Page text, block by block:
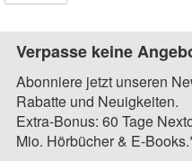
Verpasse keine
Abonniere jetzt unseren
Rabatte und Neuigkeiten.
Extra-Bonus: 60 Tage
Mio. Hörbücher & E-